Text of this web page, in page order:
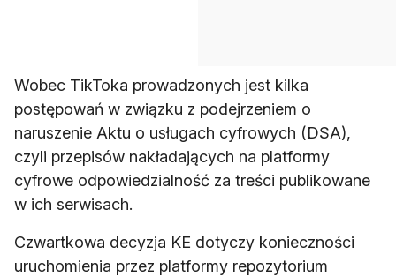
Wobec TikToka prowadzonych jest kilka
postępowań w związku z podejrzeniem o
naruszenie Aktu o usługach cyfrowych (DSA),
czyli przepisów nakładających na platformy
cyfrowe odpowiedzialność za treści publikowane
w ich serwisach.
Czwartkowa decyzja KE dotyczy konieczności
uruchomienia przez platformy repozytorium